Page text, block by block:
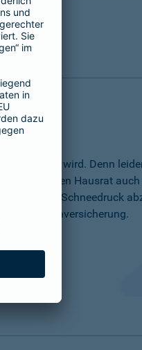
wichtiger wird. Denn
auf. Um Ihren Hausrat auch
oder Schneedruck